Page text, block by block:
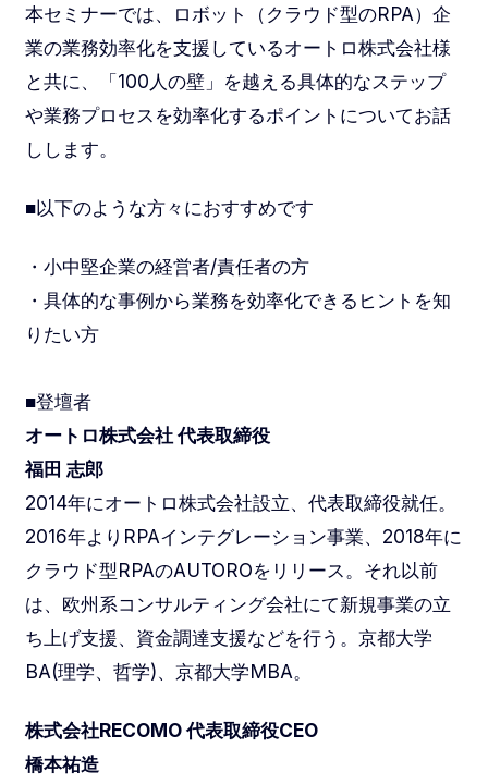
本セミナーでは、ロボット（クラウド型のRPA）企
業の業務効率化を支援しているオートロ株式会社様
と共に、「100人の壁」を越える具体的なステップ
や業務プロセスを効率化するポイントについてお話
しします。
■以下のような方々におすすめです
・小中堅企業の経営者/責任者の方
・具体的な事例から業務を効率化できるヒントを知
りたい方
■登壇者
オートロ株式会社 代表取締役
福田 志郎
2014年にオートロ株式会社設立、代表取締役就任。
2016年よりRPAインテグレーション事業、2018年に
クラウド型RPAのAUTOROをリリース。それ以前
は、欧州系コンサルティング会社にて新規事業の立
ち上げ支援、資金調達支援などを行う。京都大学
BA(理学、哲学)、京都大学MBA。
株式会社RECOMO 代表取締役CEO
橋本祐造